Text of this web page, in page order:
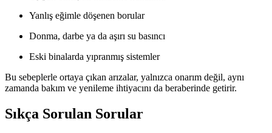
Yanlış eğimle döşenen borular
Donma, darbe ya da aşırı su basıncı
Eski binalarda yıpranmış sistemler
Bu sebeplerle ortaya çıkan arızalar, yalnızca onarım değil, aynı
zamanda bakım ve yenileme ihtiyacını da beraberinde getirir.
Sıkça Sorulan Sorular